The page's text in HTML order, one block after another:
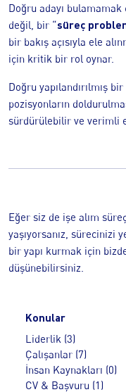
Doğru adayı
değil, bir “süreç
bir bakış açısıyla ele
için kritik bir rol oynar.
Doğru yapılandırılmış bir
pozisyonların
sürdürülebilir ve verimli
Eğer siz de işe alım
yaşıyorsanız, sürecinizi
bir yapı kurmak için
düşünebilirsiniz.
Konular
Liderlik (3)
Çalışanlar (7)
İnsan Kaynakları (0)
CV & Başvuru (1)